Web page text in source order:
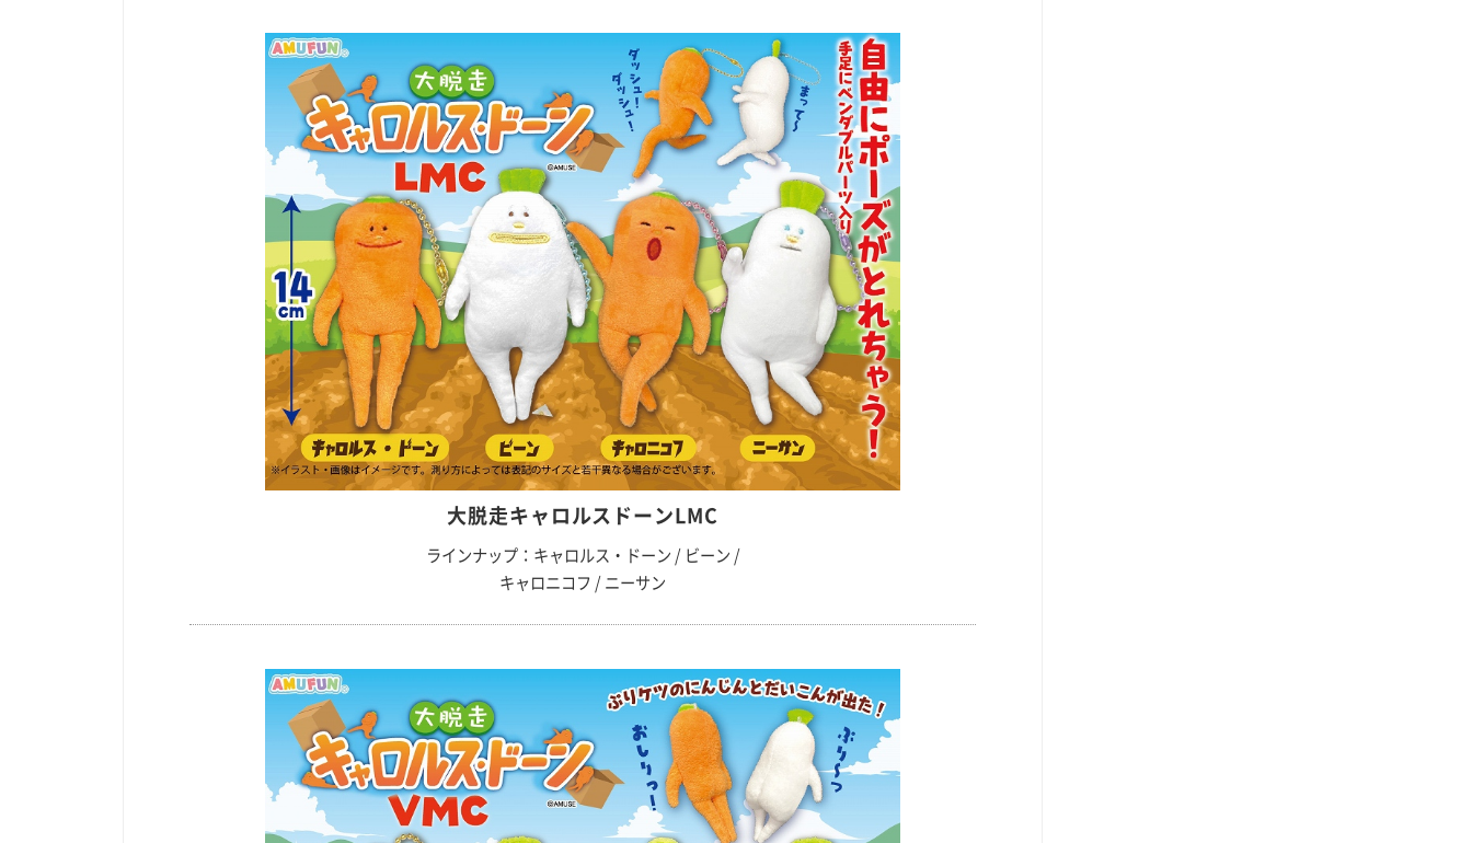
大脱走キャロルスドーンLMC
ラインナップ：キャロルス・ドーン / ビーン /
キャロニコフ / ニーサン